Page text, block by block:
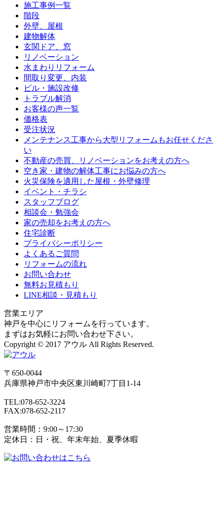
施工事例一覧
階段
外壁、屋根
建物解体
玄関ドア、窓
リノベーション
水まわりリフォーム
間取り変更、内装
ビル・施設改修
トラブル解消
お客様の声一覧
価格表
受注状況
メンテナンス工事から大型リフォームもお任せくださ
い
不動産の売買、リノベーションをお考えの方へ
空き家・建物の解体工事にお悩みの方へ
火災保険を適用した屋根・外壁修理
イベント・チラシ
スタッフブログ
相談会・勉強会
家の売却をお考えの方へ
住宅診断
プライバシーポリシー
よくあるご質問
リフォームの流れ
お問い合わせ
無料お見積もり
LINE相談・見積もり
営業エリア
神戸を中心にリフォームを行っています。
まずはお気軽にお問い合わせ下さい。
Copyright © 2017 アウル All Rights Reserved.
〒650-0044
兵庫県神戸市中央区東川崎町7丁目1-14
TEL:078-652-3224
FAX:078-652-2117
営業時間：9:00～17:30
定休日：日・祝、年末年始、夏季休暇